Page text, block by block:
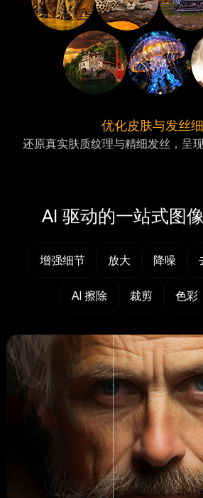
优化皮肤与发丝
还原真实肤质纹理与精细发丝，呈
AI 驱动的一站式图
增强细节 放大 降噪
AI 擦除 裁剪 色彩